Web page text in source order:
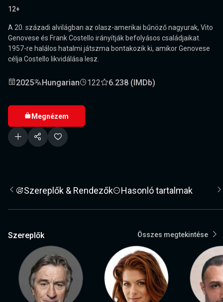
12+
A 20. századi alvilágban az olasz-amerikai bűnöző nagyurak, Vito
Genovese és Frank Costello irányítják befolyásos családjaikat.
1957-re halálos hatalmi játszma bontakozik ki, amikor Genovese
célja Costello likvidálása lesz.
2025 Hungarian 122 6.238 (IMDb)
Megnézem
Szereplők & Rendezők Hasonló tartalmak
Szereplők Összes megtekintése